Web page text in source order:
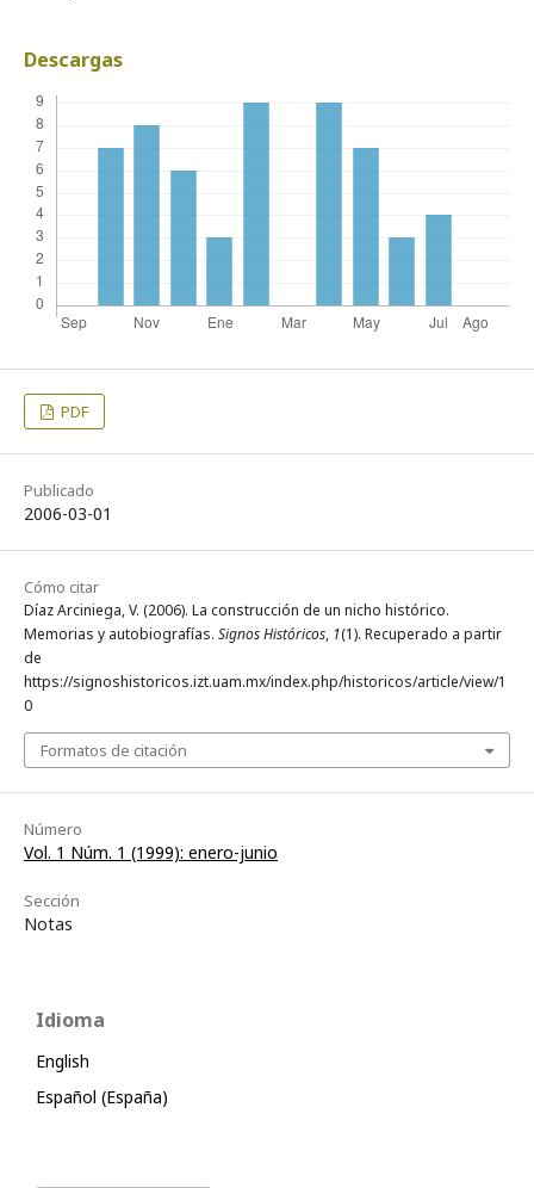
Descargas
PDF
Publicado
2006-03-01
Cómo citar
Díaz Arciniega, V. (2006). La construcción de un nicho histórico.
Memorias y autobiografías. Signos Históricos, 1(1). Recuperado a partir
de
https://signoshistoricos.izt.uam.mx/index.php/historicos/article/view/1
0
Formatos de citación
Número
Vol. 1 Núm. 1 (1999): enero-junio
Sección
Notas
Idioma
English
Español (España)